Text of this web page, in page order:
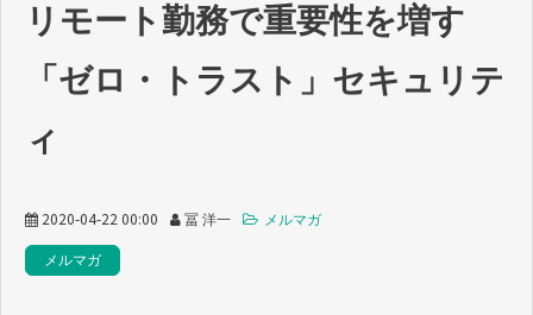
リモート勤務で重要性を増す
「ゼロ・トラスト」セキュリテ
ィ
2020-04-22 00:00 冨 洋一 メルマガ
メルマガ